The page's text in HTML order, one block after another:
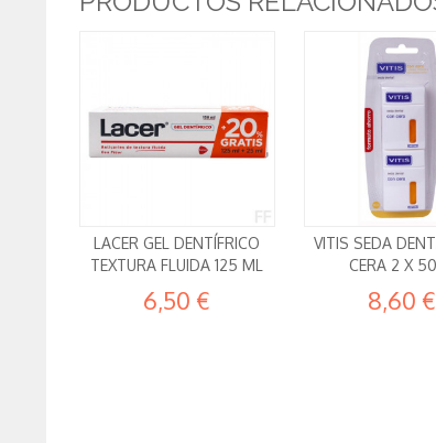
LACER GEL DENTÍFRICO
TEXTURA FLUIDA 125 ML
6,50 €
VITIS SEDA
CERA 2 X
8,60 €